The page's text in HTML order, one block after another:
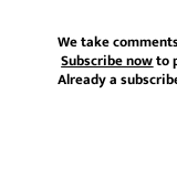
We take
Subscribe nowto
Already a